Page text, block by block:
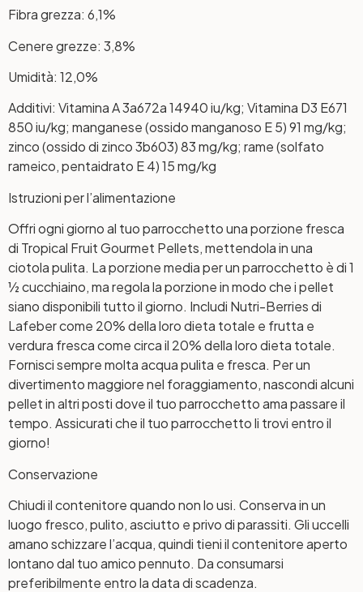
Fibra grezza: 6,1%
Cenere grezze: 3,8%
Umidità: 12,0%
Additivi: Vitamina A 3a672a 14940 iu/kg; Vitamina D3 E671
850 iu/kg; manganese (ossido manganoso E 5) 91 mg/kg;
zinco (ossido di zinco 3b603) 83 mg/kg; rame (solfato
rameico, pentaidrato E 4) 15 mg/kg
Istruzioni per l’alimentazione
Offri ogni giorno al tuo parrocchetto una porzione fresca
di Tropical Fruit Gourmet Pellets, mettendola in una
ciotola pulita. La porzione media per un parrocchetto è di 1
½ cucchiaino, ma regola la porzione in modo che i pellet
siano disponibili tutto il giorno. Includi Nutri-Berries di
Lafeber come 20% della loro dieta totale e frutta e
verdura fresca come circa il 20% della loro dieta totale.
Fornisci sempre molta acqua pulita e fresca. Per un
divertimento maggiore nel foraggiamento, nascondi alcuni
pellet in altri posti dove il tuo parrocchetto ama passare il
tempo. Assicurati che il tuo parrocchetto li trovi entro il
giorno!
Conservazione
Chiudi il contenitore quando non lo usi. Conserva in un
luogo fresco, pulito, asciutto e privo di parassiti. Gli uccelli
amano schizzare l’acqua, quindi tieni il contenitore aperto
lontano dal tuo amico pennuto. Da consumarsi
preferibilmente entro la data di scadenza.